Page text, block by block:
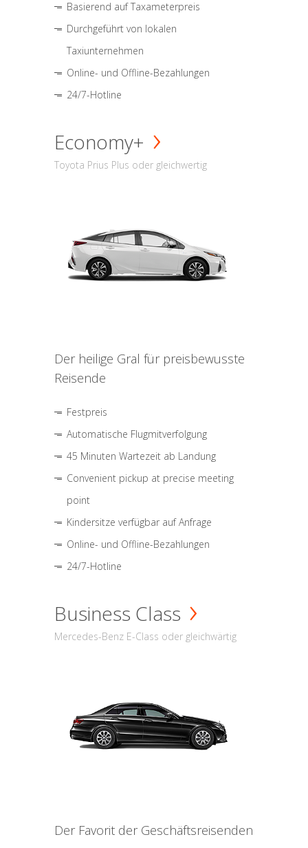
Basierend auf Taxameterpreis
Durchgeführt von lokalen
Taxiunternehmen
Online- und Offline-Bezahlungen
24/7-Hotline
Economy+
Toyota Prius Plus oder gleichwertig
Der heilige Gral für preisbewusste
Reisende
Festpreis
Automatische Flugmitverfolgung
45 Minuten Wartezeit ab Landung
Convenient pickup at precise meeting
point
Kindersitze verfügbar auf Anfrage
Online- und Offline-Bezahlungen
24/7-Hotline
Business Class
Mercedes-Benz E-Class oder gleichwärtig
Der Favorit der Geschäftsreisenden